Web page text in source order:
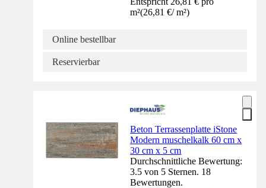
m²(26,81 €/ m²)
Online bestellbar
Reservierbar
Beton Terrassenplatte iStone
Modern muschelkalk 60 cm x
30 cm x 5 cm
Durchschnittliche Bewertung:
3.5 von 5 Sternen. 18
Bewertungen.